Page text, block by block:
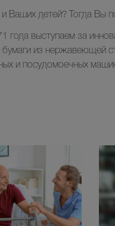
Ваших детей? Тогда Вы
выступаем за
из нержавеющей
и посудомоечных